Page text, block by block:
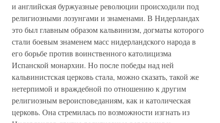
и английская буржуазные революции происходили под
религиозными лозунгами и знаменами. В Нидерландах
это был главным образом кальвинизм, догматы которого
стали боевым знаменем масс нидерландского народа в
его борьбе против воинственного католицизма
Испанской монархии. Но после победы над ней
кальвинистская церковь стала, можно сказать, такой же
нетерпимой и враждебной по отношению к другим
религиозным вероисповеданиям, как и католическая
церковь. Она стремилась по возможности изгнать из